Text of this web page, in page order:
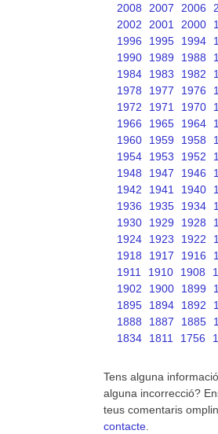
2008
2007 2006
2002
2001 2000
1996
1995 1994
1990
1989 1988
1984
1983 1982
1978
1977 1976
1972
1971 1970
1966
1965 1964
1960
1959 1958
1954
1953 1952
1948
1947 1946
1942
1941 1940
1936
1935 1934
1930
1929 1928
1924
1923 1922
1918
1917 1916
1911
1910 1908
1902
1900 1899
1895
1894 1892
1888
1887 1885
1834
1811 1756
Tens alguna
alguna incorrecció?
teus comentaris
contacte